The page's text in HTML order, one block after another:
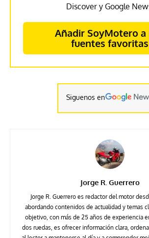
Discover y Google
Añadir SoyMotero a
fuentes favoritas
Siguenos en
Jorge R. Guerrero
Jorge R. Guerrero es redactor del motor
abordando contenidos de actualidad y temas
objetivo, con más de 25 años de experiencia
dos ruedas, es ofrecer información clara,